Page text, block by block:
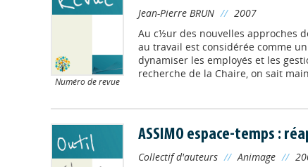
Numéro de revue
Jean-Pierre BRUN // 2007
Au c½ur des nouvelles approches
au travail est considérée comme
dynamiser les employés et les
recherche de la Chaire, on sait
ASSIMO espace-temps :
Collectif d'auteurs // Animage //